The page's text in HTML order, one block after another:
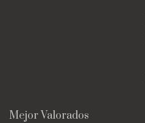
Mejor Valorados